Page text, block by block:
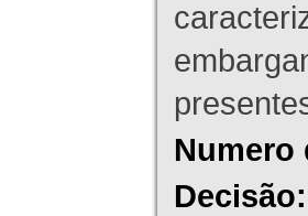
Numero
Decisão: